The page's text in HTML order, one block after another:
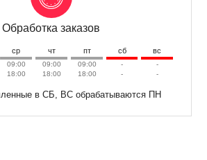
Обработка заказов
ср чт пт сб вс
09:00
18:00
09:00
18:00
09:00
18:00
-
-
-
-
в СБ, ВС обрабатываются ПН